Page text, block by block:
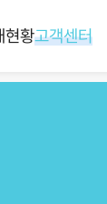
현황고객센터